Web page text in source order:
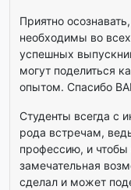
Приятно
необходимы во
успешных
могут поделиться
опытом. Спасибо
Студенты всегда с
рода встречам,
профессию, и чтобы
замечательная
сделал и может